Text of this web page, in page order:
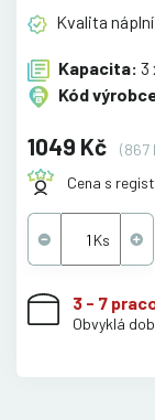
Kvalita
Kapacita: 3
Kód
1049 Kč
(867
Cena s
3 - 7
Obvyklá